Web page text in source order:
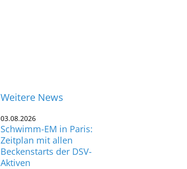
Weitere News
03.08.2026
Schwimm-EM in Paris:
Zeitplan mit allen
Beckenstarts der DSV-
Aktiven